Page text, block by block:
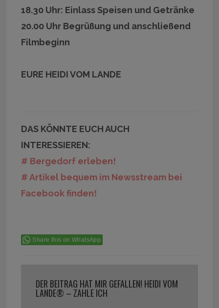
18.30 Uhr: Einlass Speisen und Getränke
20.00 Uhr Begrüßung und anschließend
Filmbeginn
EURE HEIDI VOM LANDE
DAS KÖNNTE EUCH AUCH
INTERESSIEREN:
# Bergedorf erleben!
# Artikel bequem im Newsstream bei
Facebook finden!
Share this on WhatsApp
DER BEITRAG HAT MIR GEFALLEN! HEIDI VOM
LANDE® – ZAHLE ICH